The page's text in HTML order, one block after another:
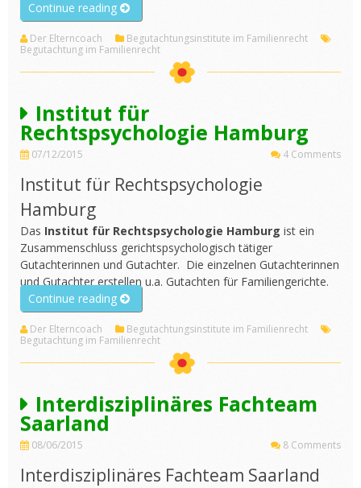
Continue reading „Praxis
für
Gerichtspsychologie
Würzburg“
Der Elterncoach
Begutachtungsinstitute im Familienrecht
Begutachtung im Familienrecht
Institut für
Rechtspsychologie Hamburg
07/12/2015 4 Comments
Institut für Rechtspsychologie
Hamburg
Das Institut für Rechtspsychologie Hamburg ist ein
Zusammenschluss gerichtspsychologisch tätiger
Gutachterinnen und Gutachter. Die einzelnen Gutachterinnen
und Gutachter erstellen u.a. Gutachten für Familiengerichte.
Continue reading „Institut
für
Rechtspsychologie
Hamburg“
Der Elterncoach
Begutachtungsinstitute im Familienrecht
Begutachtung im Familienrecht
Interdisziplinäres Fachteam
Saarland
08/06/2015 8 Comments
Interdisziplinäres Fachteam Saarland